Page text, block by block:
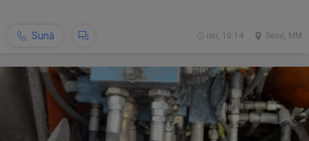
Sună Seini, MM
ieri, 10:14